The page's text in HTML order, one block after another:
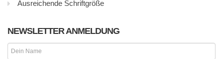
Ausreichende Schriftgröße
NEWSLETTER ANMELDUNG